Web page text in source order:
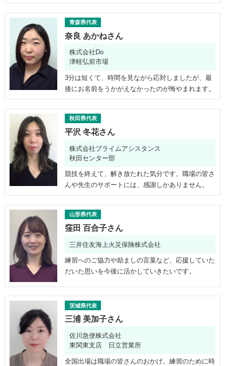
青森県代表
奈良 あかねさん
株式会社Do
津軽弘前市場
3分は短くて、時間を見ながら応対しましたが、最
後にお名前をうかがえなかったのが悔やまれます。
秋田県代表
平沢 冬花さん
株式会社プライムアシスタンス
秋田センター部
競技を終えて、解き放たれた気分です。職場の皆さ
んや先生のサポートには、感謝しかありません。
山形県代表
窪田 百合子さん
三井住友海上火災保険株式会社
練習へのご協力や励ましの言葉など、応援していた
だいた思いを今後に活かしていきたいです。
茨城県代表
三浦 美加子さん
佐川急便株式会社
東関東支店 日立営業所
全国出場は職場の皆さんのおかげ。練習のために時